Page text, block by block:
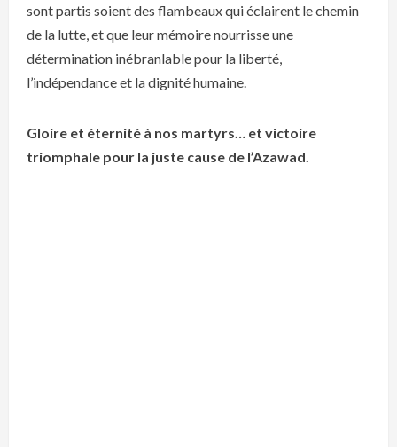
sont partis soient des flambeaux qui éclairent le chemin
de la lutte, et que leur mémoire nourrisse une
détermination inébranlable pour la liberté,
l’indépendance et la dignité humaine.
Gloire et éternité à nos martyrs… et victoire
triomphale pour la juste cause de l’Azawad.